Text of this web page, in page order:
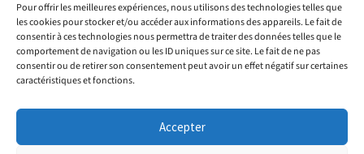
Pour offrir les meilleures expériences, nous utilisons des technologies telles que
les cookies pour stocker et/ou accéder aux informations des appareils. Le fait de
consentir à ces technologies nous permettra de traiter des données telles que le
comportement de navigation ou les ID uniques sur ce site. Le fait de ne pas
consentir ou de retirer son consentement peut avoir un effet négatif sur certaines
caractéristiques et fonctions.
Accepter
© Varinard 2026
Expéditions & retours